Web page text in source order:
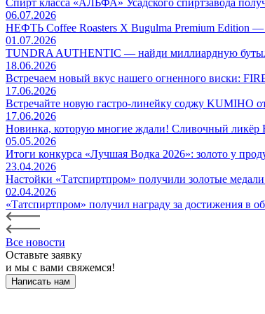
Спирт класса «АЛЬФА» Усадского спиртзавода
06.07.2026
НЕФТЬ Coffee Roasters Х Bugulma Premium Edition
01.07.2026
TUNDRA AUTHENTIC — найди миллиардную
18.06.2026
Встречаем новый вкус нашего огненного виски:
17.06.2026
Встречайте новую гастро-линейку соджу KUMIHO
17.06.2026
Новинка, которую многие ждали! Сливочный
05.05.2026
Итоги конкурса «Лучшая Водка 2026»: золото у
23.04.2026
Настойки «Татспиртпром» получили золотые
02.04.2026
«Татспиртпром» получил награду за достижения в
Все новости
Оставьте заявку
и мы с вами свяжемся!
Написать нам